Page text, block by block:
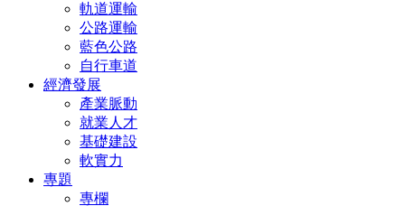
軌道運輸
公路運輸
藍色公路
自行車道
經濟發展
產業脈動
就業人才
基礎建設
軟實力
專題
專欄